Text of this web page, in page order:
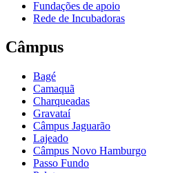
Fundações de apoio
Rede de Incubadoras
Câmpus
Bagé
Camaquã
Charqueadas
Gravataí
Câmpus Jaguarão
Lajeado
Câmpus Novo Hamburgo
Passo Fundo